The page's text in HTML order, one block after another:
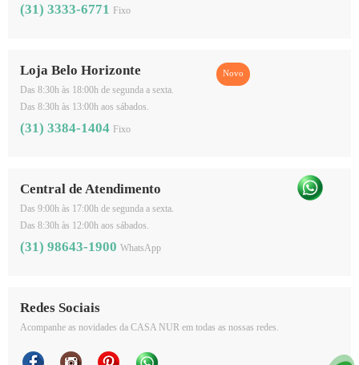
(31) 3333-6771 Fixo
Loja Belo Horizonte
Das 8:30h às 18:00h de segunda a sexta.
Das 8:30h às 13:00h aos sábados.
(31) 3384-1404 Fixo
Central de Atendimento
Das 9:00h às 17:00h de segunda a sexta.
Das 8:30h às 12:00h aos sábados.
(31) 98643-1900 WhatsApp
Redes Sociais
Acompanhe as novidades da CASA NUR em todas as nossas redes.